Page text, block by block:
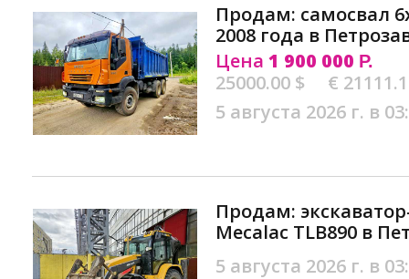
Продам: самосвал
2008 года в
Цена 1 900 000 Р.
25000.00 $
€
5 августа 2026 г. в
Продам:
Mecalac TLB890 в
5 августа 2026 г. в